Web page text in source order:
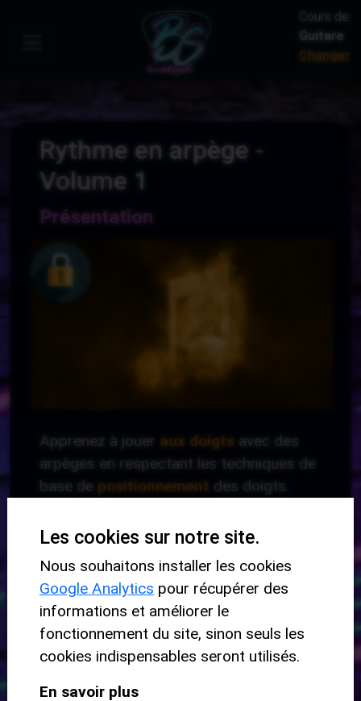
Cours de:
Guitare
Changer
Rythme en arpège -
Volume 1
Présentation
Apprenez à jouer aux doigts avec des
arpèges en respectant les techniques de
base de positionnement des doigts.
-
Niveau de départ :
Débutant
Les cookies sur notre site.
Nous souhaitons installer les cookies
Google Analytics pour récupérer des
informations et améliorer le
fonctionnement du site, sinon seuls les
cookies indispensables seront utilisés.
En savoir plus